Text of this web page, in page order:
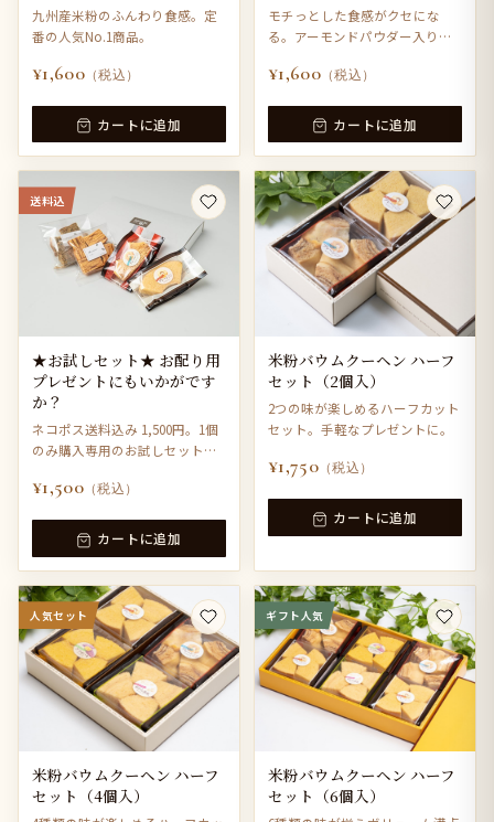
九州産米粉のふんわり食感。定
番の人気No.1商品。
¥1,600 （税込）
カートに追加
モチっとした食感がクセにな
る。アーモンドパウダー入りで
¥1,600 （税込）
カートに追加
送料込
★お試しセット★ お配り用
プレゼントにもいかがです
か？
ネコポス送料込み 1,500円。1個
のみ購入専用のお試しセットで
¥1,500 （税込）
カートに追加
米粉バウムクーヘン ハーフ
セット（2個入）
2つの味が楽しめるハーフカット
セット。手軽なプレゼントに。
¥1,750 （税込）
カートに追加
人気セット
米粉バウムクーヘン ハーフ
セット（4個入）
ギフト人気
米粉バウムクーヘン ハーフ
セット（6個入）